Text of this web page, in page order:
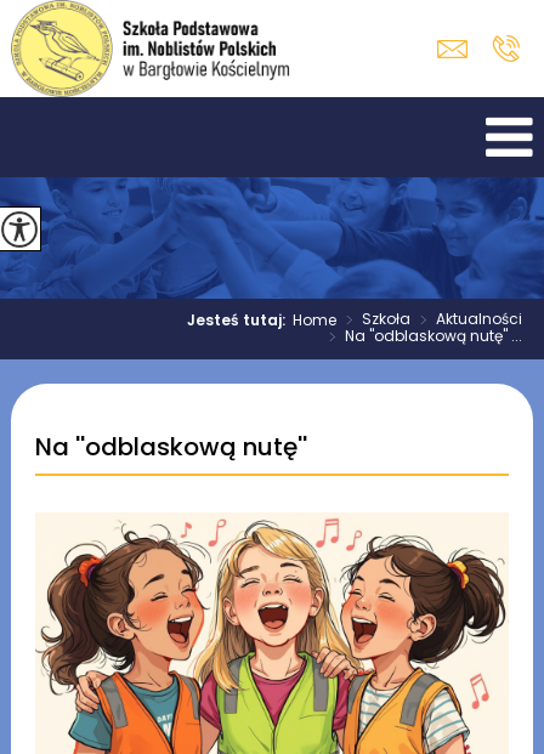
Jesteś tutaj:Home > Szkoła > Aktualności
> Na ''odblaskową nutę'' ...
Na ''odblaskową nutę''